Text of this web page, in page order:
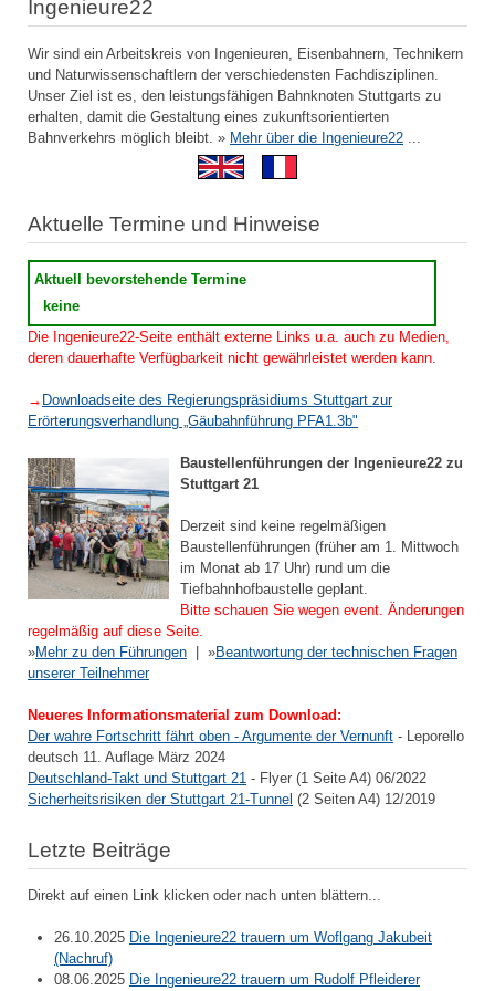
Ingenieure22
Wir sind ein Arbeitskreis von Ingenieuren, Eisenbahnern, Technikern
und Naturwissenschaftlern der verschiedensten Fachdisziplinen.
Unser Ziel ist es, den leistungsfähigen Bahnknoten Stuttgarts zu
erhalten, damit die Gestaltung eines zukunftsorientierten
Bahnverkehrs möglich bleibt. » Mehr über die Ingenieure22
Aktuelle Termine und Hinweise
Aktuell bevorstehende Termine
keine
Die Ingenieure22-Seite enthält externe Links u.a. auch zu Medien,
deren dauerhafte Verfügbarkeit nicht gewährleistet werden kann.
→ Downloadseite des Regierungspräsidiums Stuttgart zur
Erörterungsverhandlung „Gäubahnführung PFA1.3b"
Baustellenführungen der Ingenieure22 zu
Stuttgart 21
Derzeit sind keine regelmäßigen
Baustellenführungen (früher am 1. Mittwoch
im Monat ab 17 Uhr) rund um die
Tiefbahnhofbaustelle geplant.
Bitte schauen Sie wegen event. Änderungen
regelmäßig auf diese Seite.
»Mehr zu den Führungen | »Beantwortung der technischen Fragen
unserer Teilnehmer
Neueres Informationsmaterial zum Download:
Der wahre Fortschritt fährt oben - Argumente der Vernunft - Leporello
deutsch 11. Auflage März 2024
Deutschland-Takt und Stuttgart 21 - Flyer (1 Seite A4) 06/2022
Sicherheitsrisiken der Stuttgart 21-Tunnel (2 Seiten A4) 12/2019
Letzte Beiträge
Direkt auf einen Link klicken oder nach unten blättern...
26.10.2025 Die Ingenieure22 trauern um Woflgang Jakubeit
(Nachruf)
08.06.2025 Die Ingenieure22 trauern um Rudolf Pfleiderer